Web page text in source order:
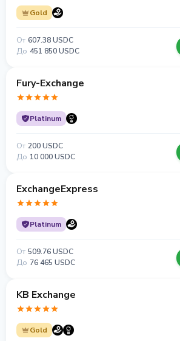
Gold
От 607.38 USDC
До 451 850 USDC
Fury-Exchange
Platinum
От 200 USDC
До 10 000 USDC
ExchangeExpress
Platinum
От 509.76 USDC
До 76 465 USDC
KB Exchange
Gold